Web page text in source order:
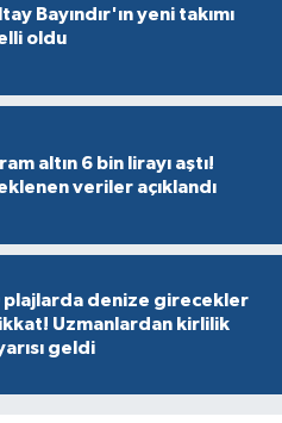
Bayındır'ın yeni takımı
oldu
altın 6 bin lirayı aştı!
veriler açıklandı
plajlarda denize girecekler
Uzmanlardan kirlilik
geldi